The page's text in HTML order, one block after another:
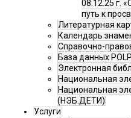
08.12.25 г.
путь к
Литературная
Календарь
Справочно-
База данных
Электронная
Национальная
Национальная
(НЭБ.ДЕТИ)
Услуги